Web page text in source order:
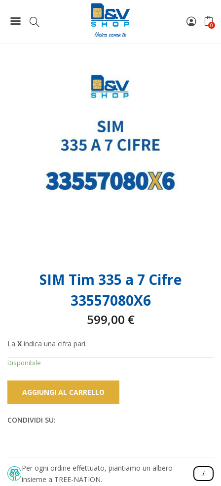
0
SIM 360 / 368 / 335 / 337 a 7 Cifre
SIM Tim 335 a 7 Cifre 33557080X6
SIM Tim 335 a 7 Cifre
33557080X6
599,00 €
La X indica una cifra pari.
Disponibile
AGGIUNGI AL CARRELLO
CONDIVIDI SU:
Per ogni ordine effettuato, piantiamo un albero
insieme a TREE-NATION.